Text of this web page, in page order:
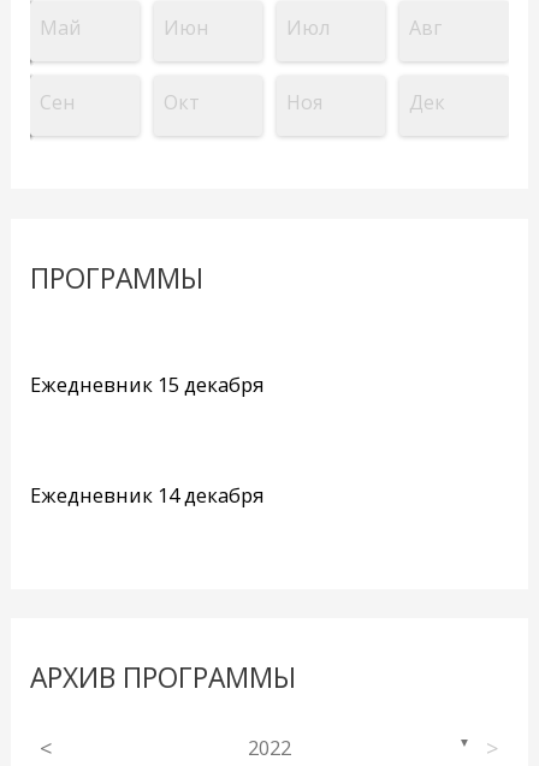
Май Июн Июл Авг
Сен Окт Ноя Дек
ПРОГРАММЫ
Ежедневник 15 декабря
Ежедневник 14 декабря
АРХИВ ПРОГРАММЫ
< 2022 ▼ >